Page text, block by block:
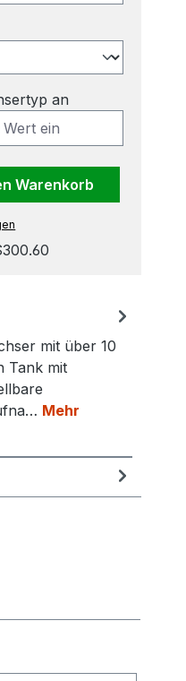
an
Gib den
Warenkorb
mit über 10
Tank mit
Mehr